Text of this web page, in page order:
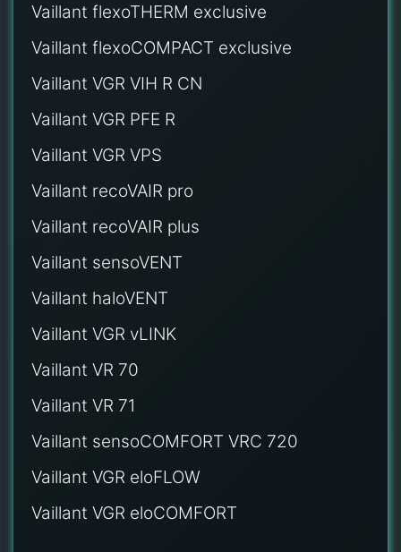
Vaillant flexoTHERM exclusive
Vaillant flexoCOMPACT exclusive
Vaillant VGR VIH R CN
Vaillant VGR PFE R
Vaillant VGR VPS
Vaillant recoVAIR pro
Vaillant recoVAIR plus
Vaillant sensoVENT
Vaillant haloVENT
Vaillant VGR vLINK
Vaillant VR 70
Vaillant VR 71
Vaillant sensoCOMFORT VRC 720
Vaillant VGR eloFLOW
Vaillant VGR eloCOMFORT